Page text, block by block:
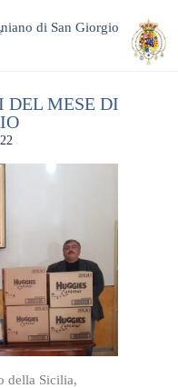
di San Giorgio
MESE DI
della Sicilia,